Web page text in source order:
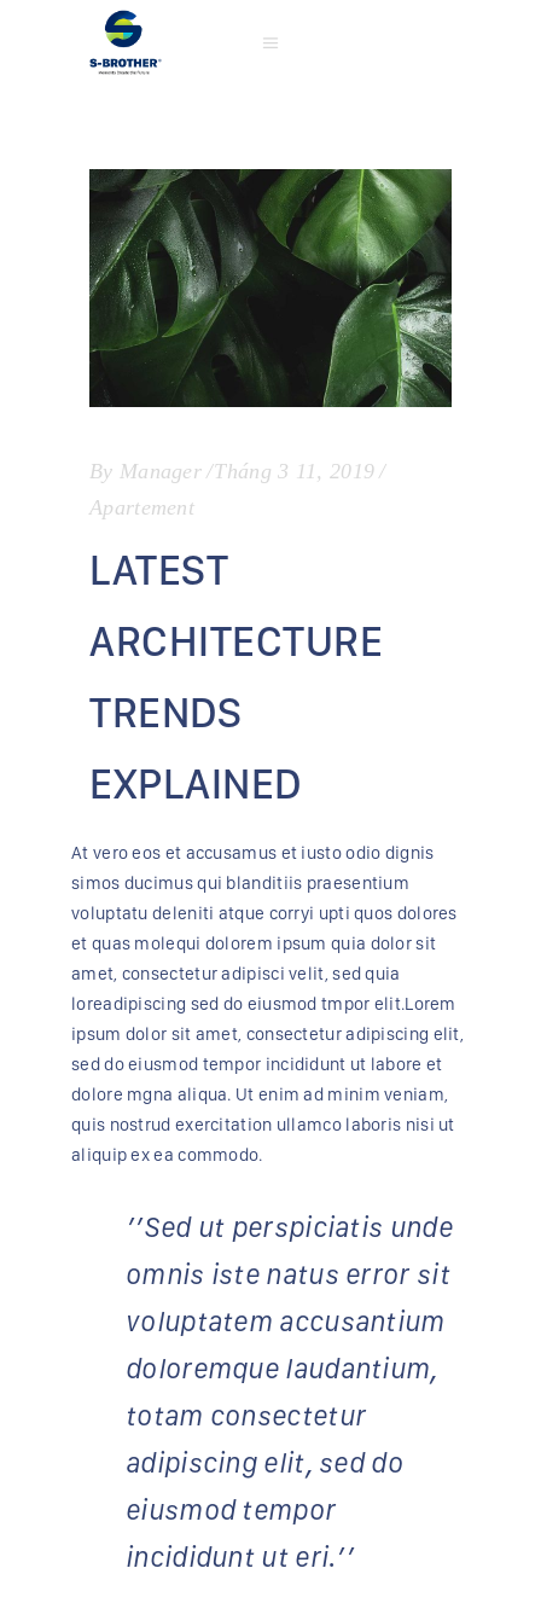
By Manager Tháng 3 11, 2019
Apartement
LATEST
ARCHITECTURE
TRENDS
EXPLAINED
At vero eos et accusamus et iusto odio dignis
simos ducimus qui blanditiis praesentium
voluptatu deleniti atque corryi upti quos dolores
et quas molequi dolorem ipsum quia dolor sit
amet, consectetur adipisci velit, sed quia
loreadipiscing sed do eiusmod tmpor elit.Lorem
ipsum dolor sit amet, consectetur adipiscing elit,
sed do eiusmod tempor incididunt ut labore et
dolore mgna aliqua. Ut enim ad minim veniam,
quis nostrud exercitation ullamco laboris nisi ut
aliquip ex ea commodo.
’’Sed ut perspiciatis unde
omnis iste natus error sit
voluptatem accusantium
doloremque laudantium,
totam consectetur
adipiscing elit, sed do
eiusmod tempor
incididunt ut eri.’’